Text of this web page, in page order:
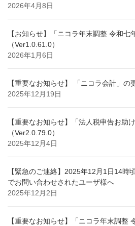
2026年4月8日
【お知らせ】「ニコラ年末調整 令和七
（Ver1.0.61.0）
2026年1月6日
【重要なお知らせ】 「ニコラ会計」の
2025年12月19日
【重要なお知らせ】「法人税申告お助
（Ver2.0.79.0）
2025年12月4日
【緊急のご連絡】2025年12月1日14時
でお問い合わせされたユーザ様へ
2025年12月2日
【重要なお知らせ】「ニコラ年末調整